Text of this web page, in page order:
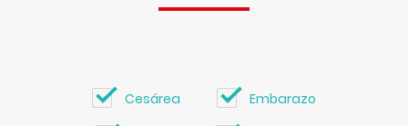
Cesárea Embarazo